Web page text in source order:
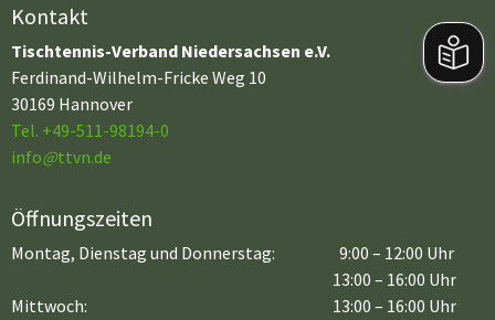
Kontakt
Tischtennis-Verband Niedersachsen e.V.
Ferdinand-Wilhelm-Fricke Weg 10
30169 Hannover
Tel. +49-511-98194-0
info@ttvn.de
Öffnungszeiten
Montag, Dienstag und Donnerstag:
9:00 – 12:00 Uhr
13:00 – 16:00 Uhr
Mittwoch:
13:00 – 16:00 Uhr